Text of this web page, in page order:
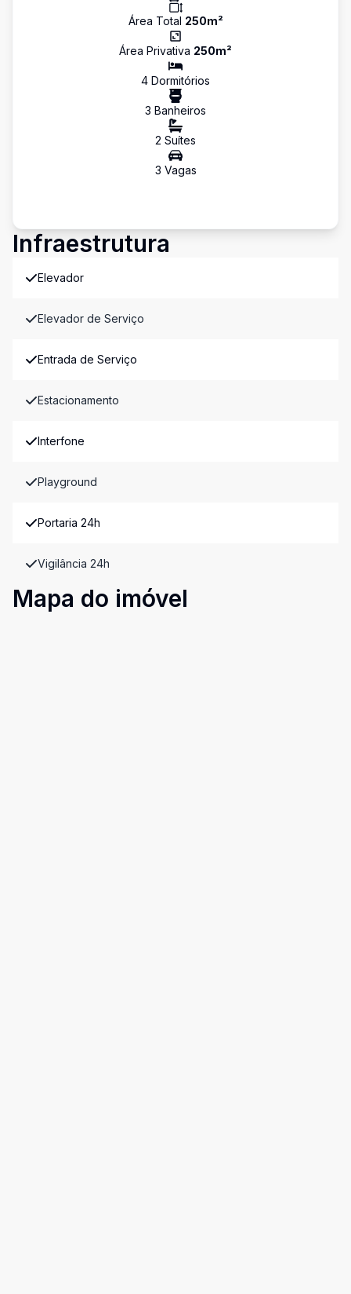
Área Total 250m²
Área Privativa 250m²
4 Dormitórios
3 Banheiros
2 Suítes
3 Vagas
Infraestrutura
Elevador
Elevador de Serviço
Entrada de Serviço
Estacionamento
Interfone
Playground
Portaria 24h
Vigilância 24h
Mapa do imóvel